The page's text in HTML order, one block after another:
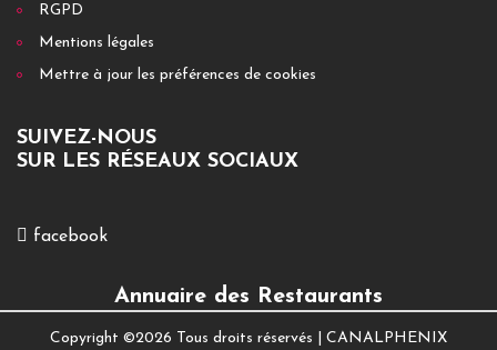
RGPD
Mentions légales
Mettre à jour les préférences de cookies
SUIVEZ-NOUS
SUR LES RÉSEAUX SOCIAUX
facebook
Annuaire des Restaurants
Copyright ©2026 Tous droits réservés | CANALPHENIX